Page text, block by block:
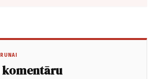
komentāru